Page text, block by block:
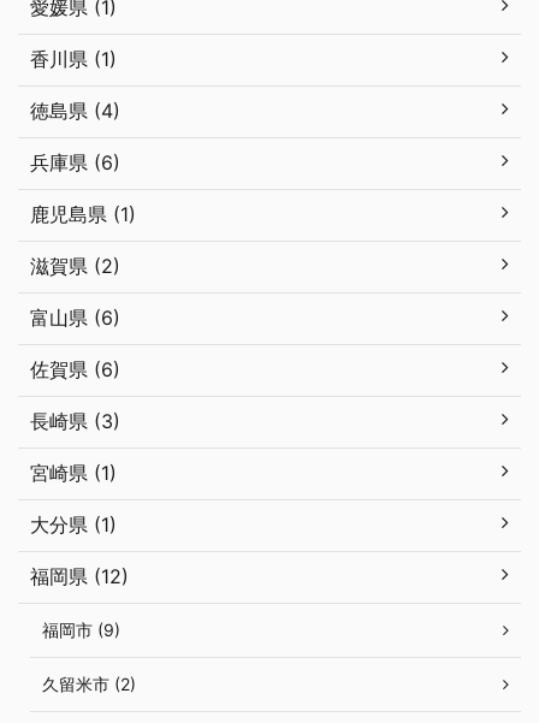
愛媛県 (1)
香川県 (1)
徳島県 (4)
兵庫県 (6)
鹿児島県 (1)
滋賀県 (2)
富山県 (6)
佐賀県 (6)
長崎県 (3)
宮崎県 (1)
大分県 (1)
福岡県 (12)
福岡市 (9)
久留米市 (2)